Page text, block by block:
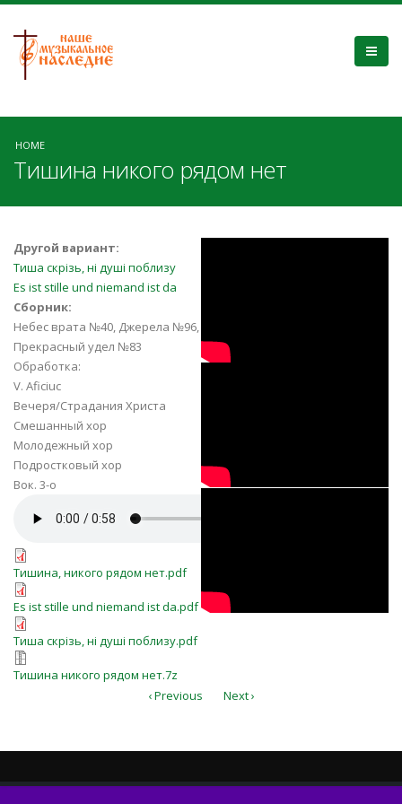
HOME
Тишина никого рядом нет
Другой вариант:
Тиша скрізь, ні душі поблизу
Es ist stille und niemand ist da
Сборник:
Небес врата №40, Джерела №96,
Прекрасный удел №83
Обработка:
V. Aficiuc
Вечеря/Страдания Христа
Смешанный хор
Молодежный хор
Подростковый хор
Вок. 3-о
Тишина, никого рядом нет.mp3
Тишина, никого рядом нет.pdf
Тишина, никого рядом нет.pdf
Es ist stille und niemand ist da.pdf
Es ist stille und niemand ist da.pdf
Тиша скрізь, ні душі поблизу.pdf
Тиша скрізь, ні душі поблизу.pdf
Тишина никого рядом нет.7z
Тишина никого рядом нет.7z
‹ Previous Next ›